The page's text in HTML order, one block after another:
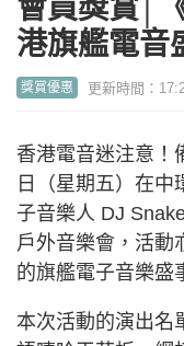
會員獎賞│
港旗艦電音
獎賞優惠 更新時間：
香港電音迷注意！
日（星期五）在
子音樂人 DJ
戶外音樂會，活動
的旗艦電子音樂盛
本次活動的演出名